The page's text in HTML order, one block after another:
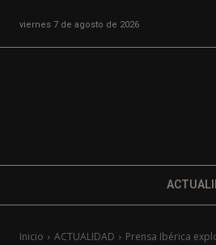
viernes 7 de agosto de 2026
Inicio ACTUALIDAD Prensa Ibérica